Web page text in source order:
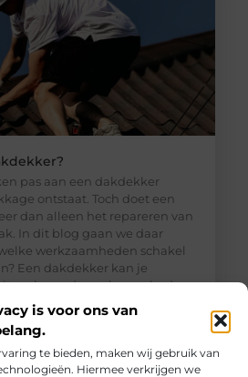
is voor ons van
te bieden, maken wij gebruik van
Hiermee verkrijgen we
pas aan een dakdekker
ontstaat. Toch doet een
dan alleen het repareren van
In dit blog gaan we daar
werkzaamheden schakel
Een dakdekker kan je
werkzaamheden,
en repareren